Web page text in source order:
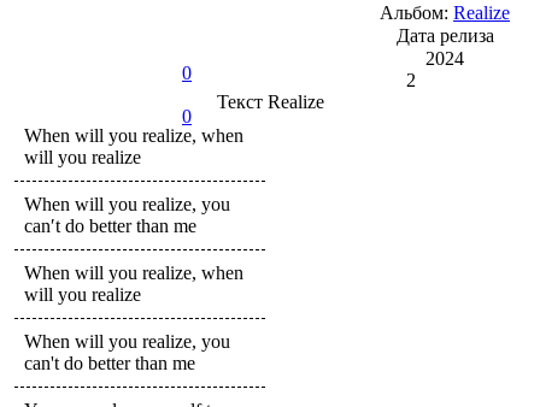
0
0
Альбом: Realize
Дата релиза
2024
2
ТекстRealize
When will you realize, when
will you realize
When will you realize, you
can′t do better than me
When will you realize, when
will you realize
When will you realize, you
can't do better than me